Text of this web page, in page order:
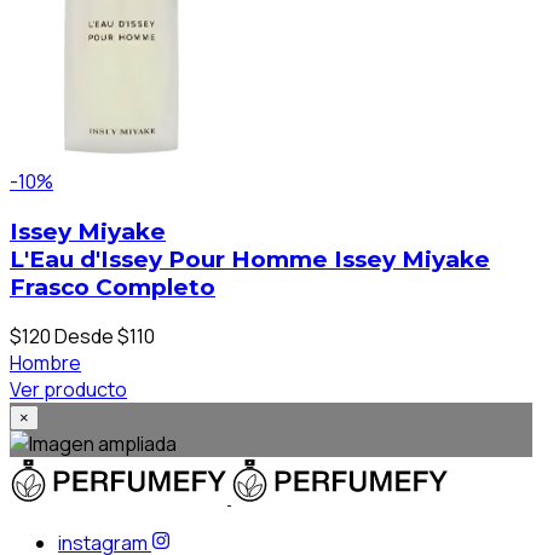
-10%
Issey Miyake
L'Eau d'Issey Pour Homme Issey Miyake
Frasco Completo
$120Desde $110
Hombre
Ver producto
×
instagram